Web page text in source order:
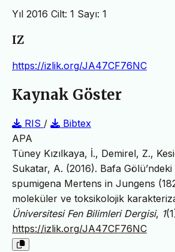
Yıl 2016 Cilt: 1 Sayı: 1
IZ
https://izlik.org/JA47CF76NC
Kaynak Göster
RIS /
Bibtex
APA
Tüney Kızılkaya, İ., Demirel, Z.,
Sukatar, A. (2016). Bafa
spumigena Mertens in Jungens
moleküler ve toksikolojik
Üniversitesi Fen Bilimleri Dergisi, 1
https://izlik.org/JA47CF76NC